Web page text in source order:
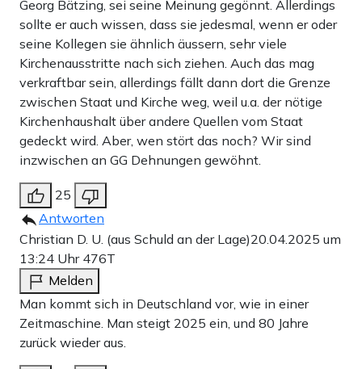
Georg Bätzing, sei seine Meinung gegönnt. Allerdings
sollte er auch wissen, dass sie jedesmal, wenn er oder
seine Kollegen sie ähnlich äussern, sehr viele
Kirchenausstritte nach sich ziehen. Auch das mag
verkraftbar sein, allerdings fällt dann dort die Grenze
zwischen Staat und Kirche weg, weil u.a. der nötige
Kirchenhaushalt über andere Quellen vom Staat
gedeckt wird. Aber, wen stört das noch? Wir sind
inzwischen an GG Dehnungen gewöhnt.
25
Antworten
Christian D. U. (aus Schuld an der Lage)20.04.2025 um
13:24 Uhr 476T
Melden
Man kommt sich in Deutschland vor, wie in einer
Zeitmaschine. Man steigt 2025 ein, und 80 Jahre
zurück wieder aus.